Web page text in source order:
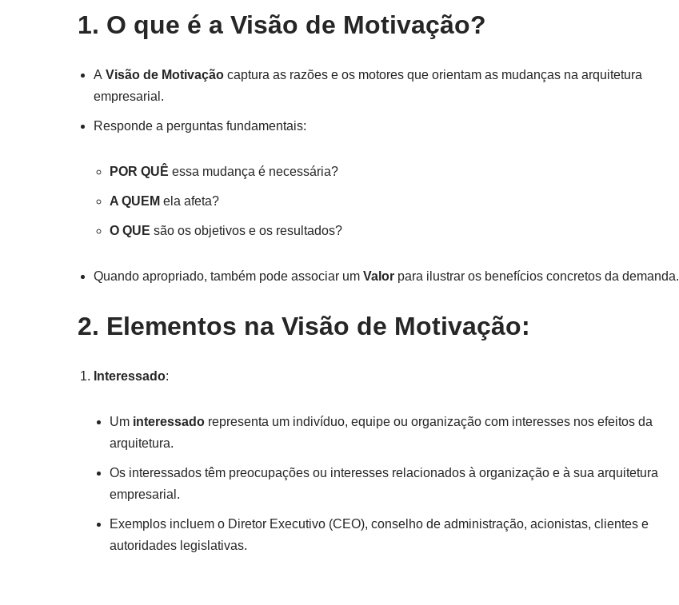
1. O que é a Visão de Motivação?
A Visão de Motivação captura as razões e os motores que orientam as mudanças na arquitetura
empresarial.
Responde a perguntas fundamentais:
POR QUÊ essa mudança é necessária?
A QUEM ela afeta?
O QUE são os objetivos e os resultados?
Quando apropriado, também pode associar um Valor para ilustrar os benefícios concretos da demanda.
2. Elementos na Visão de Motivação:
Interessado:
Um interessado representa um indivíduo, equipe ou organização com interesses nos efeitos da
arquitetura.
Os interessados têm preocupações ou interesses relacionados à organização e à sua arquitetura
empresarial.
Exemplos incluem o Diretor Executivo (CEO), conselho de administração, acionistas, clientes e
autoridades legislativas.